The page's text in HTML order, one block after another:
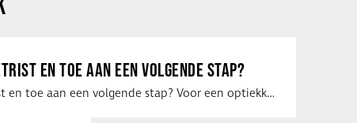
EN TOE AAN EEN VOLGENDE STAP?
Ben jij optometrist en toe aan een volgende stap? Voor een optiekketen is Eye …